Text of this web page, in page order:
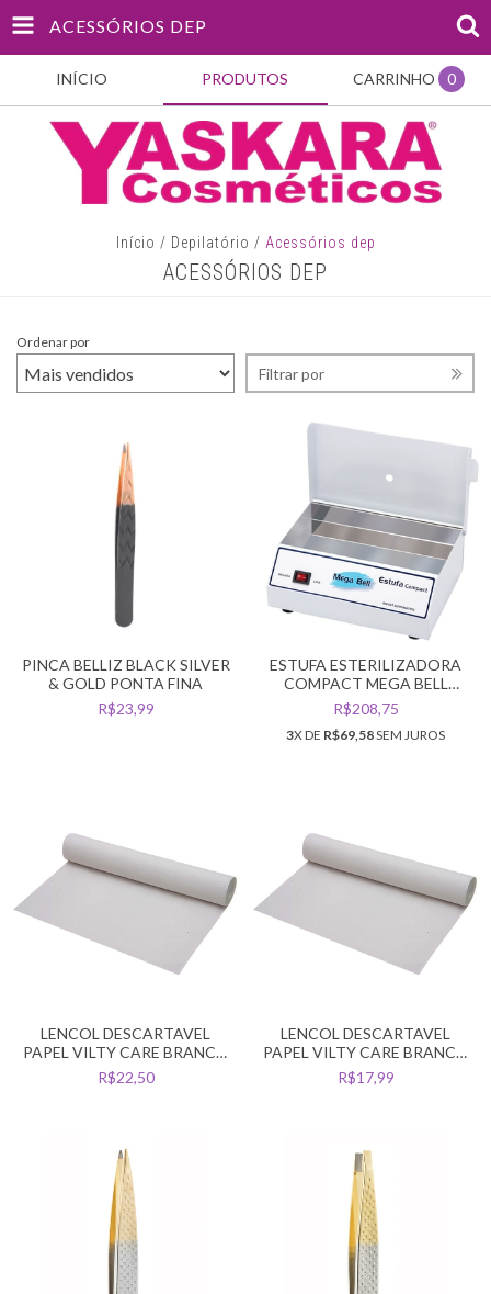
ACESSÓRIOS DEP
INÍCIO PRODUTOS CARRINHO 0
Início / Depilatório / Acessórios dep
ACESSÓRIOS DEP
Ordenar por
Filtrar por
PINCA BELLIZ BLACK SILVER
& GOLD PONTA FINA
R$23,99
ESTUFA ESTERILIZADORA
COMPACT MEGA BELL
ESTERELIX BIVOLT
R$208,75
3X DE R$69,58SEM JUROS
LENCOL DESCARTAVEL
PAPEL VILTY CARE BRANCO
LUXO 50CM X 50MT
R$22,50
LENCOL DESCARTAVEL
PAPEL VILTY CARE BRANCO
50CM X 50MT
R$17,99